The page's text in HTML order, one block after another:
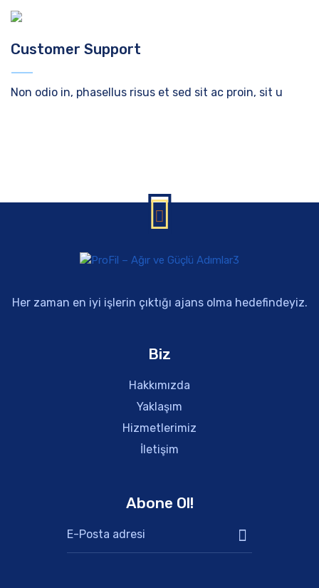
Customer Support
Non odio in, phasellus risus et sed sit ac proin, sit u
Her zaman en iyi işlerin çıktığı ajans olma hedefindeyiz.
Biz
Hakkımızda
Yaklaşım
Hizmetlerimiz
İletişim
Abone Ol!